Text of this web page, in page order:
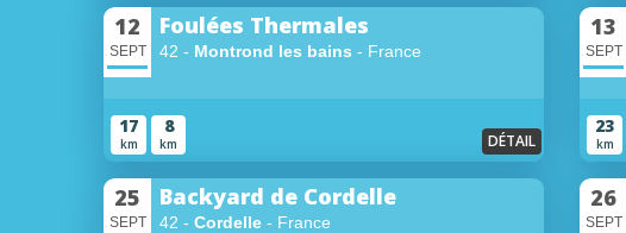
12
SEPT
Foulées Thermales
42 - Montrond les bains - France
17
km
8
km DÉTAIL
13
SEPT
23
km
25
SEPT
Backyard de Cordelle
42 - Cordelle - France
26
SEPT